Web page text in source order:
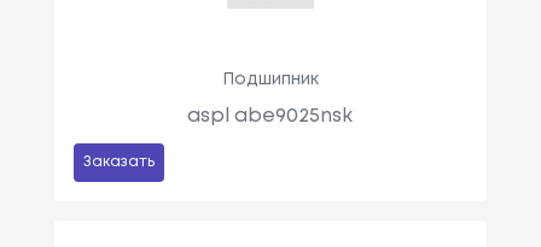
Подшипник
aspl abe9025nsk
Заказать